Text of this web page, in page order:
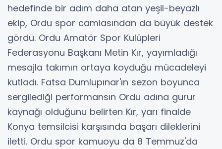
hedefinde bir adım daha atan yeşil-beyazlı
ekip, Ordu spor camiasından da büyük destek
gördü. Ordu Amatör Spor Kulüpleri
Federasyonu Başkanı Metin Kır, yayımladığı
mesajla takımın ortaya koyduğu mücadeleyi
kutladı. Fatsa Dumlupınar'ın sezon boyunca
sergilediği performansın Ordu adına gurur
kaynağı olduğunu belirten Kır, yarı finalde
Konya temsilcisi karşısında başarı dileklerini
iletti. Ordu spor kamuoyu da 8 Temmuz'da